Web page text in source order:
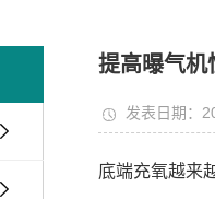
提高曝气机
发表日期：
底端充氧越来